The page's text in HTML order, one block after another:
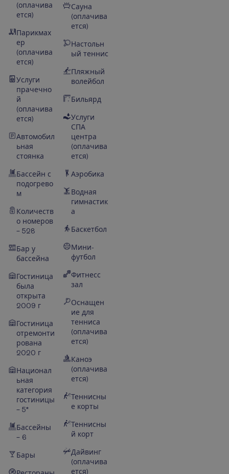
(оплачива
ется)
Парикмах
ер
(оплачива
ется)
Услуги
прачечно
й
(оплачива
ется)
Автомобил
ьная
стоянка
Бассейн с
подогрево
м
Количеств
о номеров
– 528
Бар у
бассейна
Гостиница
была
открыта
2009 г
Гостиница
отремонти
рована
2020 г
Национал
ьная
категория
гостиницы
– 5*
Бассейны
– 6
Бары
Сауна
(оплачива
ется)
Настольн
ый теннис
Пляжный
волейбол
Бильярд
Услуги
СПА
центра
(оплачива
ется)
Аэробика
Водная
гимнастик
а
Баскетбол
Мини-
футбол
Фитнесс
зал
Оснащен
ие для
тенниса
(оплачива
ется)
Каноэ
(оплачива
ется)
Теннисны
е корты
Теннисны
й корт
Дайвинг
(оплачива
ется)